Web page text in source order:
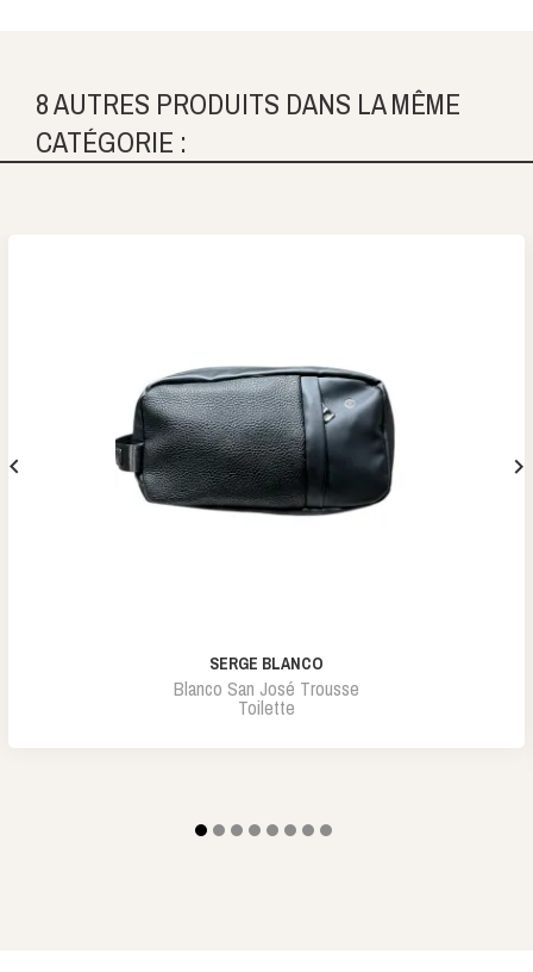
8 AUTRES PRODUITS DANS LA MÊME
CATÉGORIE :
SERGE BLANCO
Blanco San José Trousse
Toilette
 